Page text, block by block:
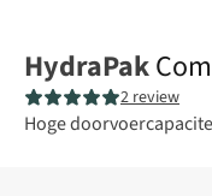
HydraPak
2 review
Hoge